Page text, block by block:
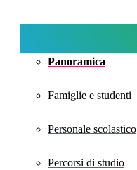
Panoramica
Famiglie e studenti
Personale scolastico
Percorsi di studio